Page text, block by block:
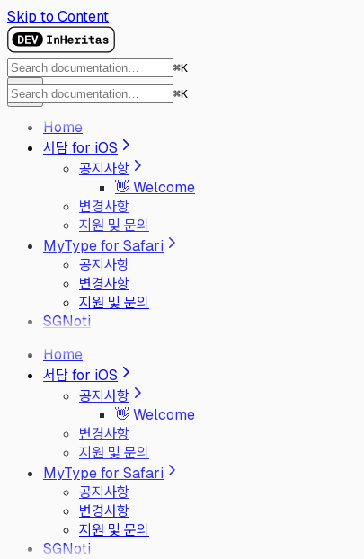
Skip to Content
⌘K
⌘K
Home
서담 for iOS
공지사항
👋 Welcome
변경사항
지원 및 문의
MyType for Safari
공지사항
변경사항
지원 및 문의
SGNoti
Home
서담 for iOS
공지사항
👋 Welcome
변경사항
지원 및 문의
MyType for Safari
공지사항
변경사항
지원 및 문의
SGNoti